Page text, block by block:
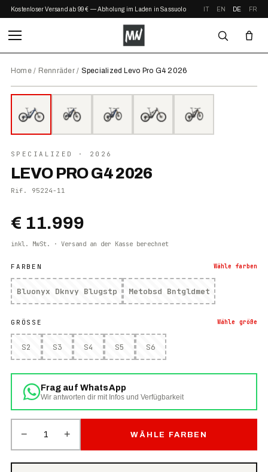
Kostenloser Versand ab 99 € — Abholung im Laden in Sassuolo IT EN DE FR
Home/ Rennräder/ Specialized Levo Pro G4 2026
SPECIALIZED · 2026
LEVO PRO G4 2026
Rif. 95224-11
€ 11.999
inkl. MwSt. · Versand an der Kasse berechnet
FARBEN Wähle farben
Bluonyx Dknvy Blugstp Metobsd Bntgldmet
GRÖSSE Wähle größe
S2 S3 S4 S5 S6
Frag auf WhatsApp
Wir antworten dir mit Infos und Verfügbarkeit
− 1 + WÄHLE FARBEN